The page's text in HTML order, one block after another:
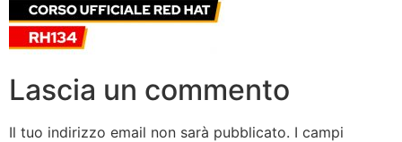
Lascia un commento
Il tuo indirizzo email non sarà pubblicato. I campi